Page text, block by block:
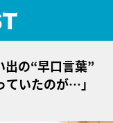
出の“早口言葉”
ていたのが…」